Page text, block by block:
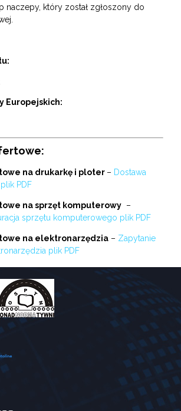
naczepy, który został zgłoszony do
Europejskich:
na drukarkę i ploter – Dostawa
plik PDF
na sprzęt komputerowy –
sprzętu komputerowego plik PDF
na elektronarzędzia – Zapytanie
plik PDF